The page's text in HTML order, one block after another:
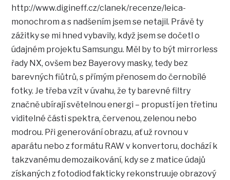
http://www.digineff.cz/clanek/recenze/leica-
monochrom a s nadšením jsem se netajil. Právě ty
zážitky se mi hned vybavily, když jsem se dočetl o
údajném projektu Samsungu. Měl by to být mirrorless
řady NX, ovšem bez Bayerovy masky, tedy bez
barevných fiůtrů, s přímým přenosem do černobílé
fotky. Je třeba vzít v úvahu, že ty barevné filtry
značně ubírají světelnou energi – propustí jen třetinu
viditelné části spektra, červenou, zelenou nebo
modrou. Při generování obrazu, ať už rovnou v
aparátu nebo z formátu RAW v konvertoru, dochází k
takzvanému demozaikování, kdy se z matice údajů
získaných z fotodiod fakticky rekonstruuje obrazový